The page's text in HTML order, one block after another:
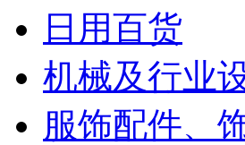
日用百货
机械及行业
服饰配件、